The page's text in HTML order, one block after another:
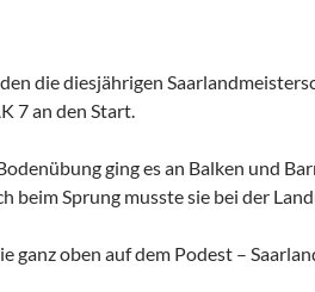
die diesjährigen
7 an den Start.
ging es an Balken und
beim Sprung musste sie bei der
ganz oben auf dem Podest –